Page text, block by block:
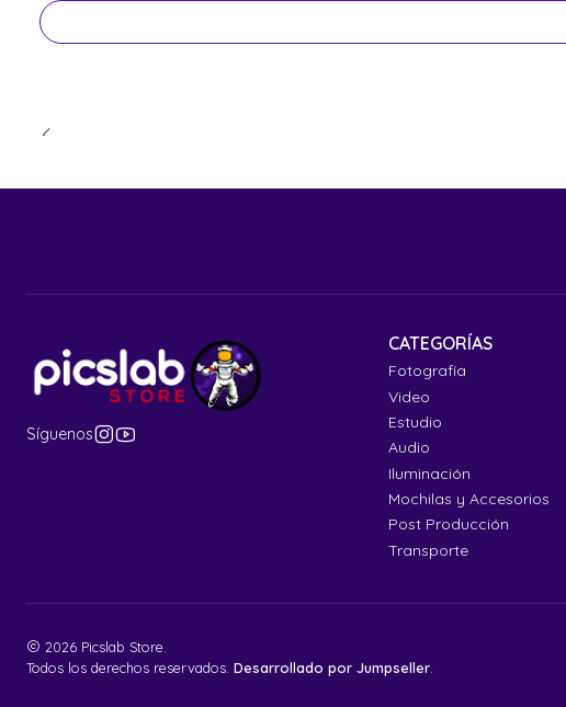
Síguenos
CATEGORÍAS
Fotografía
Video
Estudio
Audio
Iluminación
Mochilas y Accesorios
Post Producción
Transporte
2026 Picslab Store.
Todos los derechos reservados. Desarrollado por Jumpseller